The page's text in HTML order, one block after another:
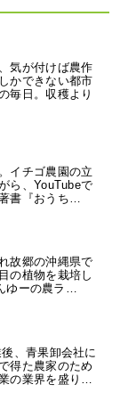
気が付けば農作
かできない都市
毎日。収穫より
イチゴ農園の立
ら、YouTubeで
書『おうち…
故郷の沖縄県で
の植物を栽培し
ゆーの農ラ…
、青果卸会社に
得た農家のため
の業界を盛り…